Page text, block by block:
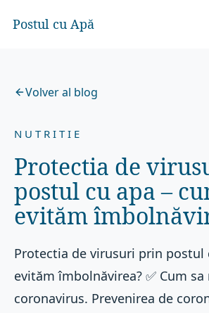
Postul cu Apă
Volver al blog
NUTRITIE
Protectia de
postul cu apa –
evităm
Protectia de virusuri prin postul
evităm îmbolnăvirea? ✅ Cum
coronavirus. Prevenirea de